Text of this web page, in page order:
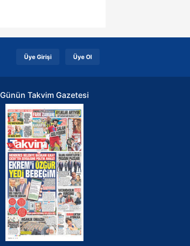
Üye Girişi Üye Ol
Günün Takvim Gazetesi